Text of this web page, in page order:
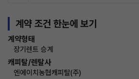
계약 조건 한눈에 보기
계약형태
장기렌트 승계
캐피탈/렌탈사
엔에이치농협캐피탈(주)